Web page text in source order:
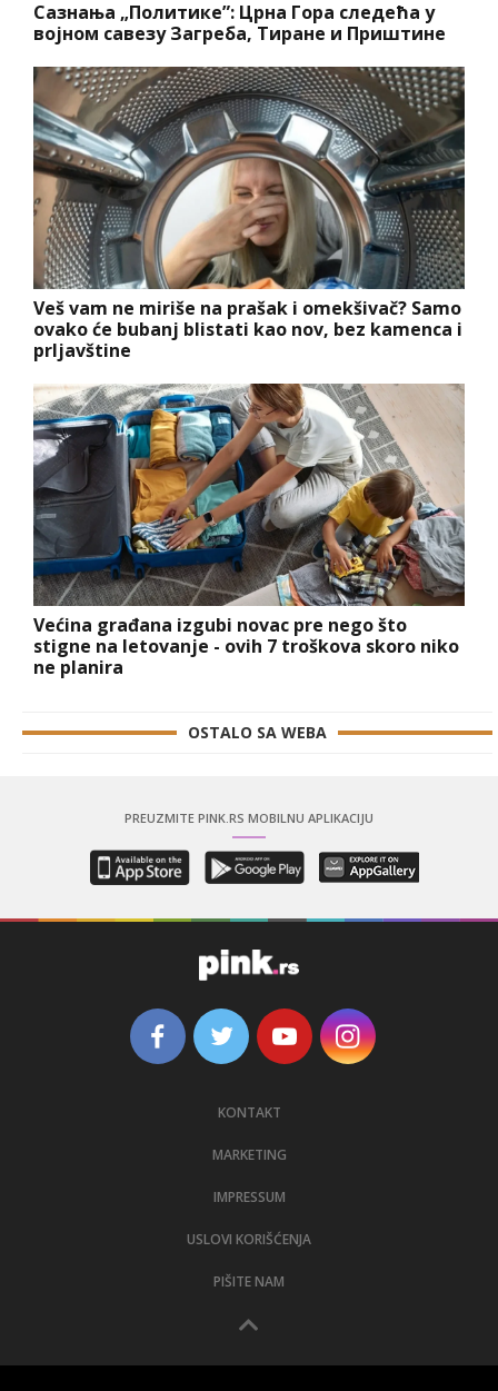
Сазнања „Политике”: Црна Гора следећа у
војном савезу Загреба, Тиране и Приштине
Veš vam ne miriše na prašak i omekšivač? Samo
ovako će bubanj blistati kao nov, bez kamenca i
prljavštine
Većina građana izgubi novac pre nego što
stigne na letovanje - ovih 7 troškova skoro niko
ne planira
OSTALO SA WEBA
PREUZMITE PINK.RS MOBILNU APLIKACIJU
KONTAKT
MARKETING
IMPRESSUM
USLOVI KORIŠĆENJA
PIŠITE NAM